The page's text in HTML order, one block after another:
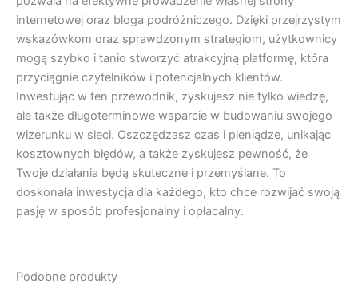
internetowej oraz bloga podróżniczego. Dzięki przejrzystym
wskazówkom oraz sprawdzonym strategiom, użytkownicy
mogą szybko i tanio stworzyć atrakcyjną platformę, która
przyciągnie czytelników i potencjalnych klientów.
Inwestując w ten przewodnik, zyskujesz nie tylko wiedzę,
ale także długoterminowe wsparcie w budowaniu swojego
wizerunku w sieci. Oszczędzasz czas i pieniądze, unikając
kosztownych błędów, a także zyskujesz pewność, że
Twoje działania będą skuteczne i przemyślane. To
doskonała inwestycja dla każdego, kto chce rozwijać swoją
pasję w sposób profesjonalny i opłacalny.
Podobne produkty